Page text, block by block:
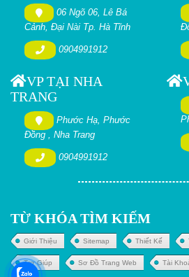
06 Ngõ 06, Lê Bá
Cảnh, Đại Nài Tp. Hà Tĩnh
0904991912
VP TẠI NHA
TRANG
Phước Hạ, Phước
Đồng , Nha Trang
0904991912
TỪ KHÓA TÌM KIẾM
Giới Thiệu Sitemap Thiết Kế
Trợ Giúp Sơ Đồ Trang Web Tài